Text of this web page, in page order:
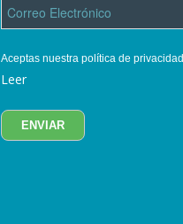
Aceptas nuestra política de privacidad
Leer